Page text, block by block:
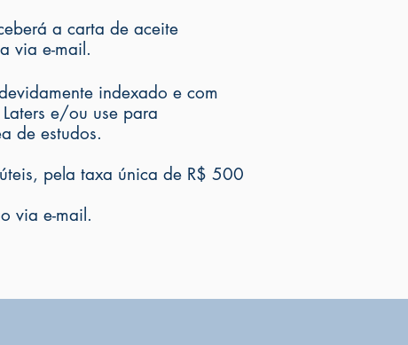
a carta de aceite
via e-mail.
indexado e com
e/ou use para
de estudos.
pela taxa única de R$ 500
via e-mail.